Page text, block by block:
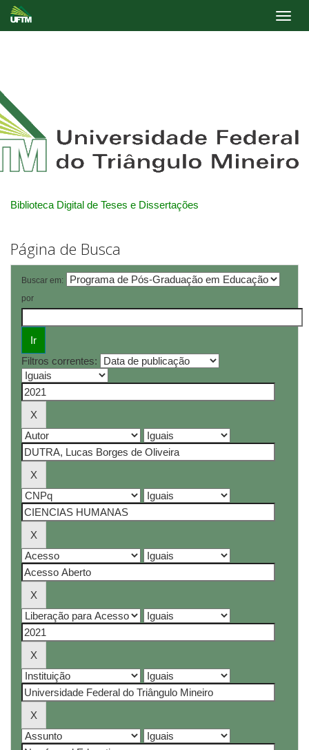
Biblioteca Digital de Teses e Dissertações
Página de Busca
Buscar em:
por
Filtros correntes: